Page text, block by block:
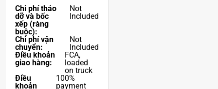
Chi phí tháo
dỡ và bốc
xếp (ràng
buộc):
Not
Included
Chi phí vận
chuyển:
Not
Included
Điều khoản
giao hàng:
FCA,
loaded
on truck
Điều
khoản
100%
payment